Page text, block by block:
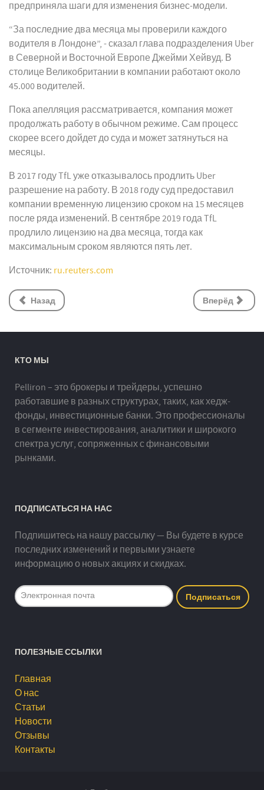
предприняла шаги для изменения бизнес-модели.
“За последние два месяца мы проверили каждого
водителя в Лондоне”, - сказал глава подразделения Uber
в Северной и Восточной Европе Джейми Хейвуд. В
столице Великобритании в компании работают около
45.000 водителей.
Пока апелляция рассматривается, компания может
продолжать работу в обычном режиме. Сам процесс
скорее всего дойдет до суда и может затянуться на
месяцы.
В 2017 году TfL уже отказывалось продлить Uber
разрешение на работу. В 2018 году суд предоставил
компании временную лицензию сроком на 15 месяцев
после ряда изменений. В сентябре 2019 года TfL
продлило лицензию на два месяца, тогда как
максимальным сроком являются пять лет.
Источник: ru.reuters.com
Назад Вперёд
КТО МЫ
Pelliron – это брокеры и трейдеры, успешно
работавшие в разных структурах, таких, как хедж-
фонды, инвестиционные банки. Это профессионалы
в сегменте инвестирования, аналитики и широкого
спектра услуг, сопряженных с финансовыми
рынками.
ПОДПИСАТЬСЯ НА НАС
Подпишитесь на нашу рассылку — Вы будете в курсе
последних изменений и первыми узнаете
информацию о новых акциях и скидках.
ПОЛЕЗНЫЕ ССЫЛКИ
Главная
О нас
Статьи
Новости
Отзывы
Контакты